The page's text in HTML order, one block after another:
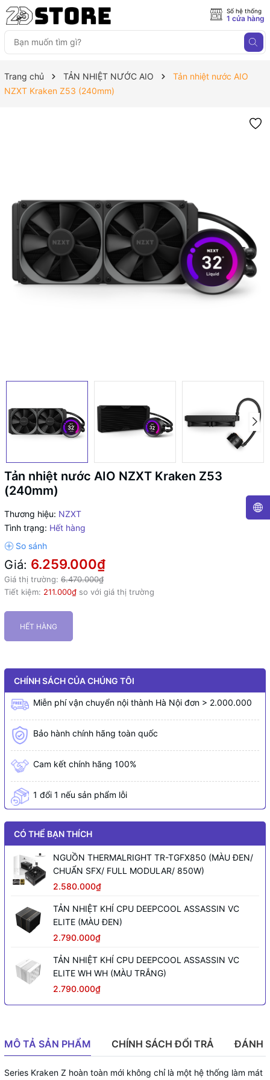
Số hệ thống
1 cửa hàng
Trang chủ TẢN NHIỆT NƯỚC AIO
Tản nhiệt nước AIO
NZXT Kraken Z53 (240mm)
Tản nhiệt nước AIO NZXT Kraken Z53
(240mm)
Thương hiệu: NZXT
Tình trạng: Hết hàng
Giá: 6.259.000₫
Giá thị trường: 6.470.000₫
Tiết kiệm: 211.000₫ so với giá thị trường
HẾT HÀNG
CHÍNH SÁCH CỦA CHÚNG TÔI
Miễn phí vận chuyển nội thành Hà Nội đơn > 2.000.000
Bảo hành chính hãng toàn quốc
Cam kết chính hãng 100%
1 đổi 1 nếu sản phẩm lỗi
CÓ THỂ BẠN THÍCH
NGUỒN THERMALRIGHT TR-TGFX850 (MÀU ĐEN/
CHUẨN SFX/ FULL MODULAR/ 850W)
2.580.000₫
TẢN NHIỆT KHÍ CPU DEEPCOOL ASSASSIN VC
ELITE (MÀU ĐEN)
2.790.000₫
TẢN NHIỆT KHÍ CPU DEEPCOOL ASSASSIN VC
ELITE WH WH (MÀU TRẮNG)
2.790.000₫
MÔ TẢ SẢN PHẨM CHÍNH SÁCH ĐỔI TRẢ ĐÁNH
Series Kraken Z hoàn toàn mới không chỉ là một hệ thống làm mát